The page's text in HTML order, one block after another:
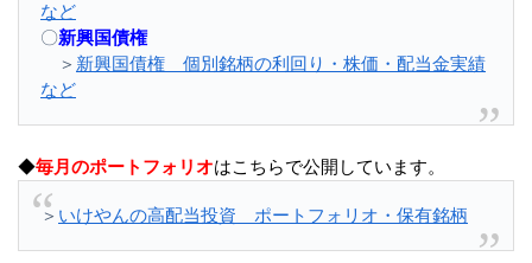
など
〇新興国債権
＞ 新興国債権 個別銘柄の利回り・株価・配当金実績
など
◆毎月のポートフォリオはこちらで公開しています。
＞ いけやんの高配当投資 ポートフォリオ・保有銘柄